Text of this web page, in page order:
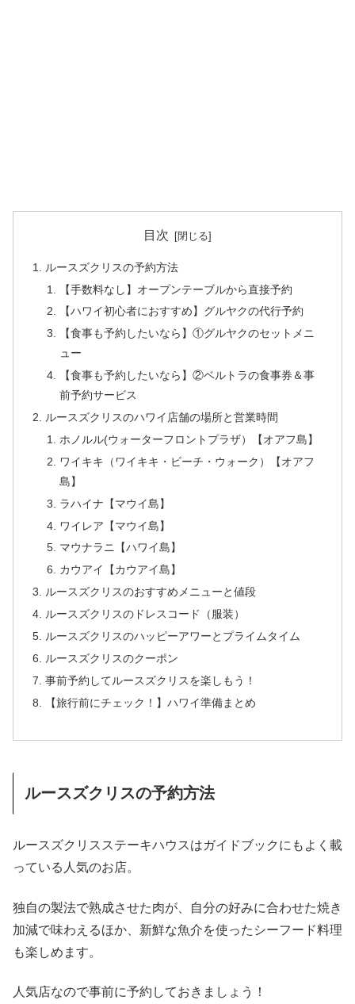
目次
ルースズクリスの予約方法
【手数料なし】オープンテーブルから直接予約
【ハワイ初心者におすすめ】グルヤクの代行予約
【食事も予約したいなら】①グルヤクのセットメニ
ュー
【食事も予約したいなら】②ベルトラの食事券＆事
前予約サービス
ルースズクリスのハワイ店舗の場所と営業時間
ホノルル(ウォーターフロントプラザ）【オアフ島】
ワイキキ（ワイキキ・ビーチ・ウォーク）【オアフ
島】
ラハイナ【マウイ島】
ワイレア【マウイ島】
マウナラニ【ハワイ島】
カウアイ【カウアイ島】
ルースズクリスのおすすめメニューと値段
ルースズクリスのドレスコード（服装）
ルースズクリスのハッピーアワーとプライムタイム
ルースズクリスのクーポン
事前予約してルースズクリスを楽しもう！
【旅行前にチェック！】ハワイ準備まとめ
ルースズクリスの予約方法
ルースズクリスステーキハウスはガイドブックにもよく載
っている人気のお店。
独自の製法で熟成させた肉が、自分の好みに合わせた焼き
加減で味わえるほか、新鮮な魚介を使ったシーフード料理
も楽しめます。
人気店なので事前に予約しておきましょう！